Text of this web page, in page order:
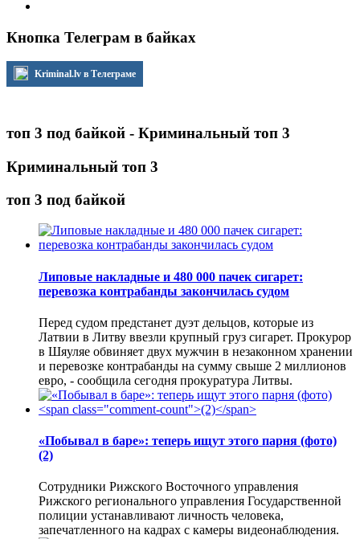
Кнопка Телеграм в байках
Kriminal.lv в Телеграме
топ 3 под байкой - Криминальный топ 3
Криминальный топ 3
топ 3 под байкой
Липовые накладные и 480 000 пачек сигарет:
перевозка контрабанды закончилась судом
Перед судом предстанет дуэт дельцов, которые из
Латвии в Литву ввезли крупный груз сигарет. Прокурор
в Шяуляе обвиняет двух мужчин в незаконном хранении
и перевозке контрабанды на сумму свыше 2 миллионов
евро, - сообщила сегодня прокуратура Литвы.
«Побывал в баре»: теперь ищут этого парня (фото)
(2)
Сотрудники Рижского Восточного управления
Рижского регионального управления Государственной
полиции устанавливают личность человека,
запечатленного на кадрах с камеры видеонаблюдения.